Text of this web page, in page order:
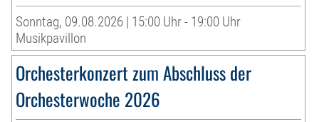
Sonntag, 09.08.2026 | 15:00 Uhr - 19:00 Uhr
Musikpavillon
Orchesterkonzert zum Abschluss der
Orchesterwoche 2026